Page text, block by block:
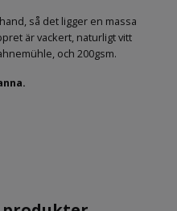
så det ligger en massa
är vackert, naturligt vitt
och 200gsm.